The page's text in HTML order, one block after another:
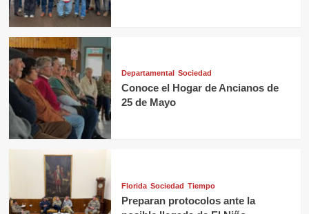
Departamental Sociedad
Conoce el Hogar de Ancianos de
25 de Mayo
Florida Sociedad Tiempo
Preparan protocolos ante la